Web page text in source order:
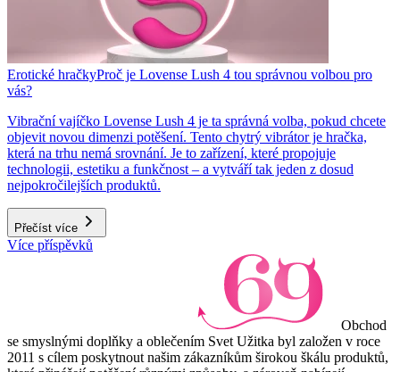
Erotické hračkyProč je Lovense Lush 4 tou správnou volbou pro
vás?
Vibrační vajíčko Lovense Lush 4 je ta správná volba, pokud chcete
objevit novou dimenzi potěšení. Tento chytrý vibrátor je hračka,
která na trhu nemá srovnání. Je to zařízení, které propojuje
technologii, estetiku a funkčnost – a vytváří tak jeden z dosud
nejpokročilejších produktů.
Přečíst více
Více příspěvků
Obchod
se smyslnými doplňky a oblečením Svet Užitka byl založen v roce
2011 s cílem poskytnout našim zákazníkům širokou škálu produktů,